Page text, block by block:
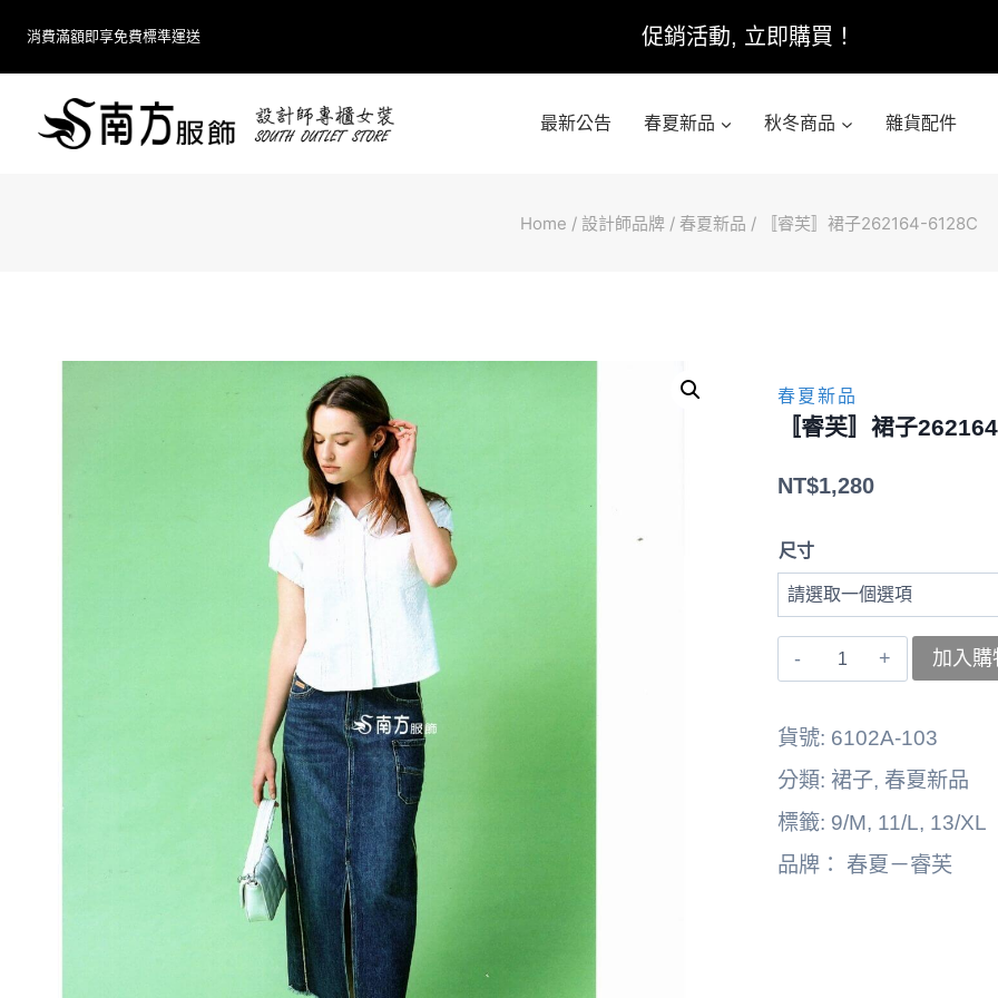
消費滿額即享免費標準運送 促銷活動, 立即購買！
最新公告 春夏新品 秋冬商品 雜貨配件
Home / 設計師品牌 / 春夏新品 / 〚睿芙〛裙子262164-6128C
春夏新品
〚睿芙〛裙子
NT$1,280
尺寸
〚睿
262164-
6128C
數
加入購
貨號: 6102A-103
分類: 裙子, 春夏新品
標籤: 9/M, 11/L, 13/XL
品牌： 春夏－睿芙